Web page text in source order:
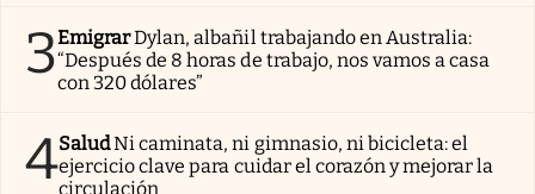
3EmigrarDylan, albañil trabajando en Australia:
“Después de 8 horas de trabajo, nos vamos a casa
con 320 dólares”
4SaludNi caminata, ni gimnasio, ni bicicleta: el
ejercicio clave para cuidar el corazón y mejorar la
circulación